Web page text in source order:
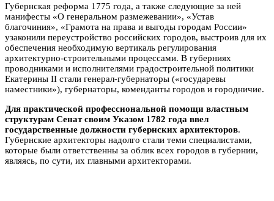
Губернская реформа 1775 года, а также следующие за ней
манифесты «О генеральном размежевании», «Устав
благочиния», «Грамота на права и выгоды городам России»
узаконили переустройство российских городов, выстроив для их
обеспечения необходимую вертикаль регулирования
архитектурно-строительными процессами. В губерниях
проводниками и исполнителями градостроительной политики
Екатерины II стали генерал-губернаторы («государевы
наместники»), губернаторы, коменданты городов и городничие.
Для практической профессиональной помощи властным
структурам Сенат своим Указом 1782 года ввел
государственные должности губернских архитекторов.
Губернские архитекторы надолго стали теми специалистами,
которые были ответственны за облик всех городов в губернии,
являясь, по сути, их главными архитекторами.